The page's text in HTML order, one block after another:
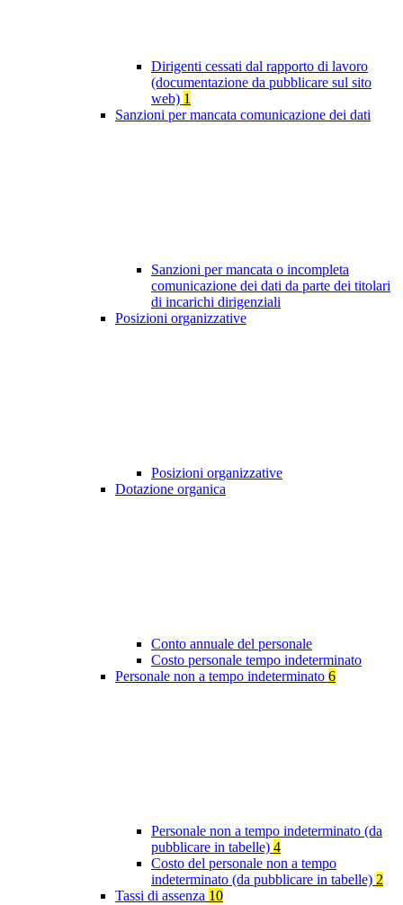
Dirigenti cessati dal rapporto di lavoro
(documentazione da pubblicare sul sito
web) 1
Sanzioni per mancata comunicazione dei dati
Sanzioni per mancata o incompleta
comunicazione dei dati da parte dei titolari
di incarichi dirigenziali
Posizioni organizzative
Posizioni organizzative
Dotazione organica
Conto annuale del personale
Costo personale tempo indeterminato
Personale non a tempo indeterminato 6
Personale non a tempo indeterminato (da
pubblicare in tabelle) 4
Costo del personale non a tempo
indeterminato (da pubblicare in tabelle) 2
Tassi di assenza 10